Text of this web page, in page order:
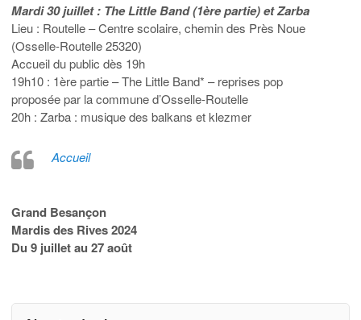
Mardi 30 juillet : The Little Band (1ère partie) et Zarba
Lieu : Routelle – Centre scolaire, chemin des Près Noue
(Osselle-Routelle 25320)
Accueil du public dès 19h
19h10 : 1ère partie – The Little Band* – reprises pop
proposée par la commune d’Osselle-Routelle
20h : Zarba : musique des balkans et klezmer
Accueil
Grand Besançon
Mardis des Rives 2024
Du 9 juillet au 27 août